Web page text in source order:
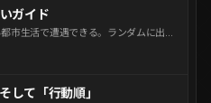
）を付与しても、敵を100%睡眠状態
ガイド
市生活で遭遇できる。ランダムに出現
り頻度が低く、関連するアチーブメン
見かけるたびに試すのが良いだろ
して「行動順」